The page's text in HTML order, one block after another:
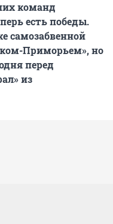
команд
есть победы.
самозабвенной
Приморьем», но
перед
из